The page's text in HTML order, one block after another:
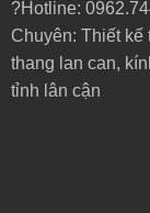
?Hotline:
Chuyên: Thiết kế
thang lan can,
tỉnh lân cận